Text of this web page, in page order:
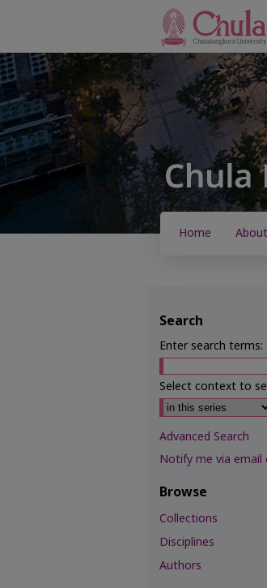
Home About
Search
Enter search terms:
Select context to
Advanced Search
Notify me via email
Browse
Collections
Disciplines
Authors